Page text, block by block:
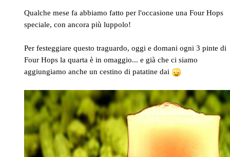
Qualche mese fa abbiamo fatto per l'occasione una Four Hops
speciale, con ancora più luppolo!
Per festeggiare questo traguardo, oggi e domani ogni 3 pinte di
Four Hops la quarta è in omaggio... e già che ci siamo
aggiungiamo anche un cestino di patatine dai